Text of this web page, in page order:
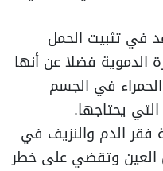
في تثبيت الحمل
الدموية فضلا عن أنها
في الجسم
يحتاجها.
فقر الدم والنزيف في
العين وتقضي على خطر